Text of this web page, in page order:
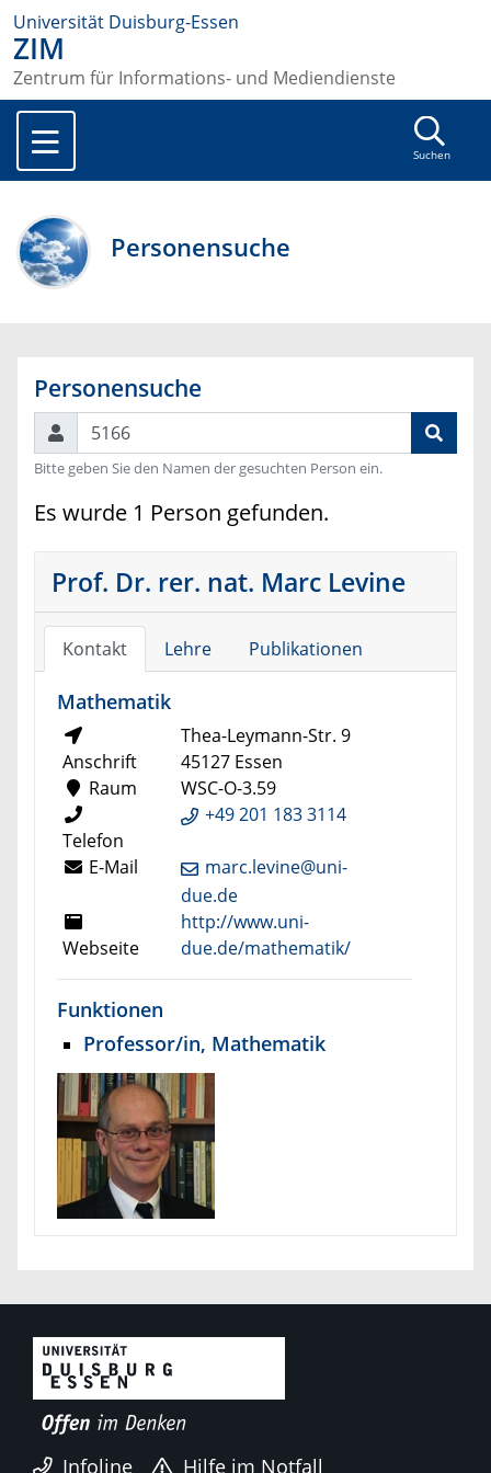
Universität Duisburg-Essen
ZIM
Zentrum für Informations- und Mediendienste
Suchen
Personensuche
Personensuche
Suchen
Bitte geben Sie den Namen der gesuchten Person ein.
Es wurde 1 Person gefunden.
Prof. Dr. rer. nat. Marc Levine
Kontakt Lehre Publikationen
Mathematik
Anschrift
Thea-Leymann-Str. 9
45127 Essen
Raum
WSC-O-3.59
Telefon
+49 201 183 3114
E-Mail
marc.levine@uni-
due.de
Webseite
http://www.uni-
due.de/mathematik/
Funktionen
Professor/in, Mathematik
Infoline Hilfe im Notfall